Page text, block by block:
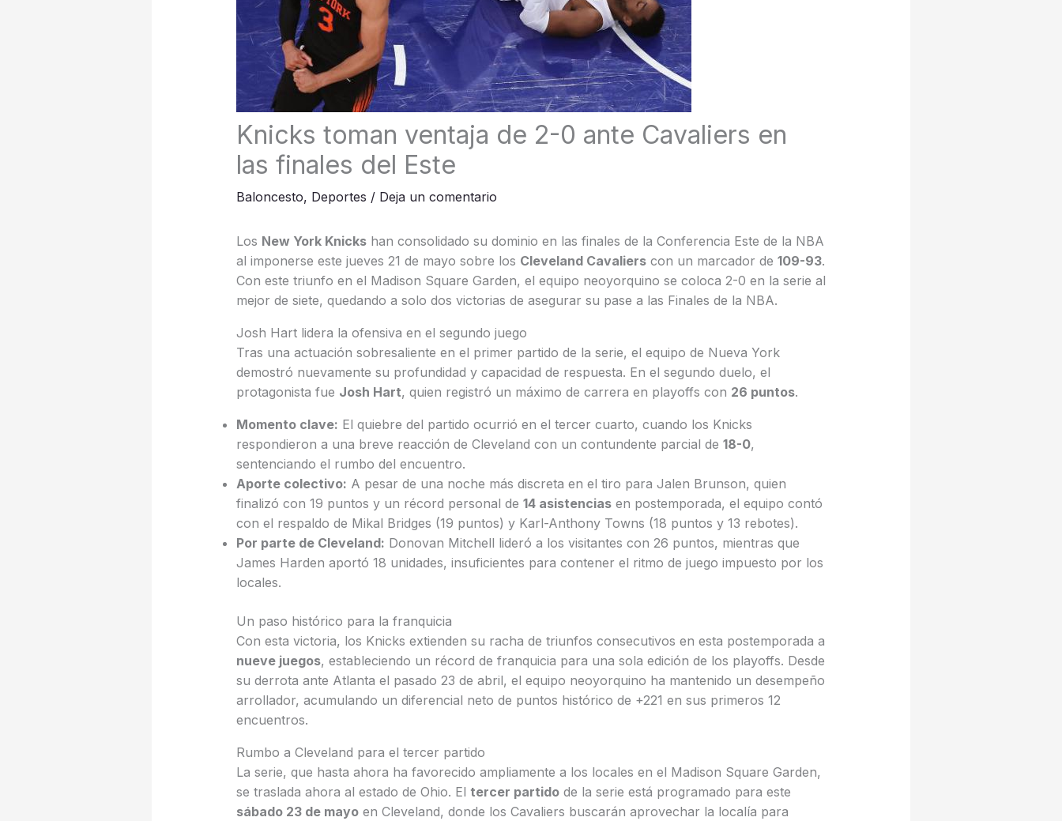
Knicks toman ventaja de 2-0 ante Cavaliers en
las finales del Este
Baloncesto, Deportes / Deja un comentario
Los New York Knickshan consolidado su dominio en las finales de la Conferencia Este de la NBA
al imponerse este jueves 21 de mayo sobre los Cleveland Cavalierscon un marcador de 109-93.
Con este triunfo en el Madison Square Garden, el equipo neoyorquino se coloca 2-0 en la serie al
mejor de siete, quedando a solo dos victorias de asegurar su pase a las Finales de la NBA.
Josh Hart lidera la ofensiva en el segundo juego
Tras una actuación sobresaliente en el primer partido de la serie, el equipo de Nueva York
demostró nuevamente su profundidad y capacidad de respuesta. En el segundo duelo, el
protagonista fue Josh Hart, quien registró un máximo de carrera en playoffs con 26 puntos.
Momento clave: El quiebre del partido ocurrió en el tercer cuarto, cuando los Knicks
respondieron a una breve reacción de Cleveland con un contundente parcial de 18-0,
sentenciando el rumbo del encuentro.
Aporte colectivo: A pesar de una noche más discreta en el tiro para Jalen Brunson, quien
finalizó con 19 puntos y un récord personal de 14 asistenciasen postemporada, el equipo contó
con el respaldo de Mikal Bridges (19 puntos) y Karl-Anthony Towns (18 puntos y 13 rebotes).
Por parte de Cleveland: Donovan Mitchell lideró a los visitantes con 26 puntos, mientras que
James Harden aportó 18 unidades, insuficientes para contener el ritmo de juego impuesto por los
locales.
Un paso histórico para la franquicia
Con esta victoria, los Knicks extienden su racha de triunfos consecutivos en esta postemporada a
nueve juegos, estableciendo un récord de franquicia para una sola edición de los playoffs. Desde
su derrota ante Atlanta el pasado 23 de abril, el equipo neoyorquino ha mantenido un desempeño
arrollador, acumulando un diferencial neto de puntos histórico de +221 en sus primeros 12
encuentros.
Rumbo a Cleveland para el tercer partido
La serie, que hasta ahora ha favorecido ampliamente a los locales en el Madison Square Garden,
se traslada ahora al estado de Ohio. El tercer partidode la serie está programado para este
sábado 23 de mayoen Cleveland, donde los Cavaliers buscarán aprovechar la localía para